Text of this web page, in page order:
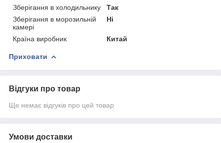
Зберігання в холодильнику
Так
Зберігання в морозильній
камері
Ні
Країна виробник Китай
Приховати
Відгуки про товар
Ще немає відгуків про цей товар
Умови доставки